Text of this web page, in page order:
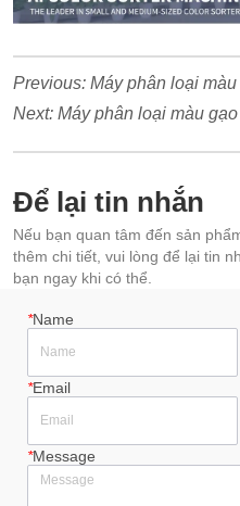
Previous:Máy phân loại
Next:Máy phân loại màu
Để lại tin nhắn
Nếu bạn quan tâm đến sản
thêm chi tiết, vui lòng để lại tin
bạn ngay khi có thể.
*Name
*Email
*Message